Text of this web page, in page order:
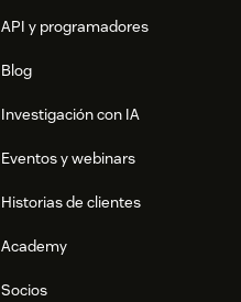
API y programadores
Blog
Investigación con IA
Eventos y webinars
Historias de clientes
Academy
Socios